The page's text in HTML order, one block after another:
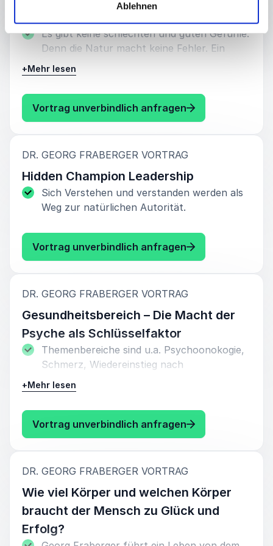
Ablehnen
Es gibt keine schlechten und guten Gefühle.
Denn die Natur macht keine Fehler. Ein
Entfesseln der Blockaden, Dekodieren von
Information und Entfachen von gebundener
Energie.
Intelligentes Emotionsmanagement is the
+Mehr lesen
Vortrag unverbindlich anfragen: Dr. Georg
DR. GEORG FRABERGER VORTRAG
Hidden Champion Leadership
Sich Verstehen und verstanden werden als
Weg zur natürlichen Autorität.
Vortrag unverbindlich anfragen: Dr. Georg
DR. GEORG FRABERGER VORTRAG
Gesundheitsbereich – Die Macht der
Psyche als Schlüsselfaktor
Themenbereiche sind u.a. Psychoonokogie,
Schmerz, Wiedereinstieg nach
Tumorerkrankungen, Lebensstiländerung,
Psychoneuroimmunologie.
+Mehr lesen
Vortrag unverbindlich anfragen: Dr. Georg
DR. GEORG FRABERGER VORTRAG
Wie viel Körper und welchen Körper
braucht der Mensch zu Glück und
Erfolg?